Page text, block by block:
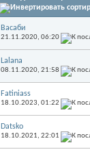
Васаби
21.11.2020, 06:20
Lalana
08.11.2020, 21:58
Fatiniass
18.10.2023, 01:22
Datsko
18.10.2021, 22:01